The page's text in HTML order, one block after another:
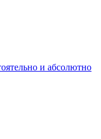
и абсолютно